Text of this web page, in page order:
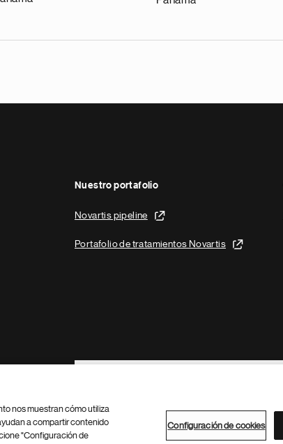
Nuestro portafolio
Novartis pipeline
Portafolio de tratamientos Novartis
Footer Site Search
nos muestran cómo utiliza
a compartir contenido
"Configuración de
Configuración de cookies